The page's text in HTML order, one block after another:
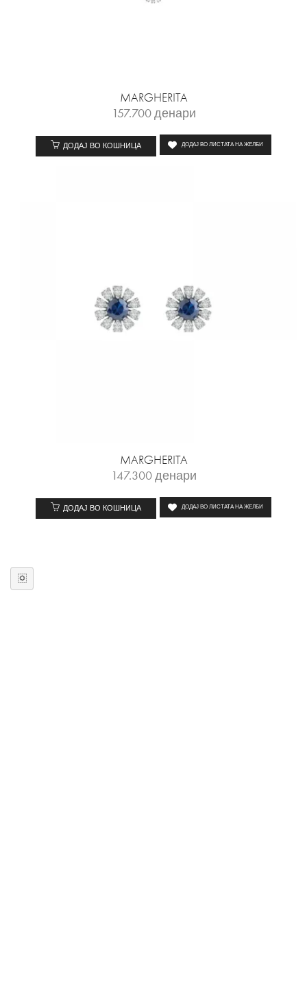
MARGHERITA
157.700денари
ДОДАЈ ВО КОШНИЦА ДОДАЈ ВО ЛИСТАТА НА ЖЕЛБИ
MARGHERITA
147.300денари
ДОДАЈ ВО КОШНИЦА ДОДАЈ ВО ЛИСТАТА НА ЖЕЛБИ